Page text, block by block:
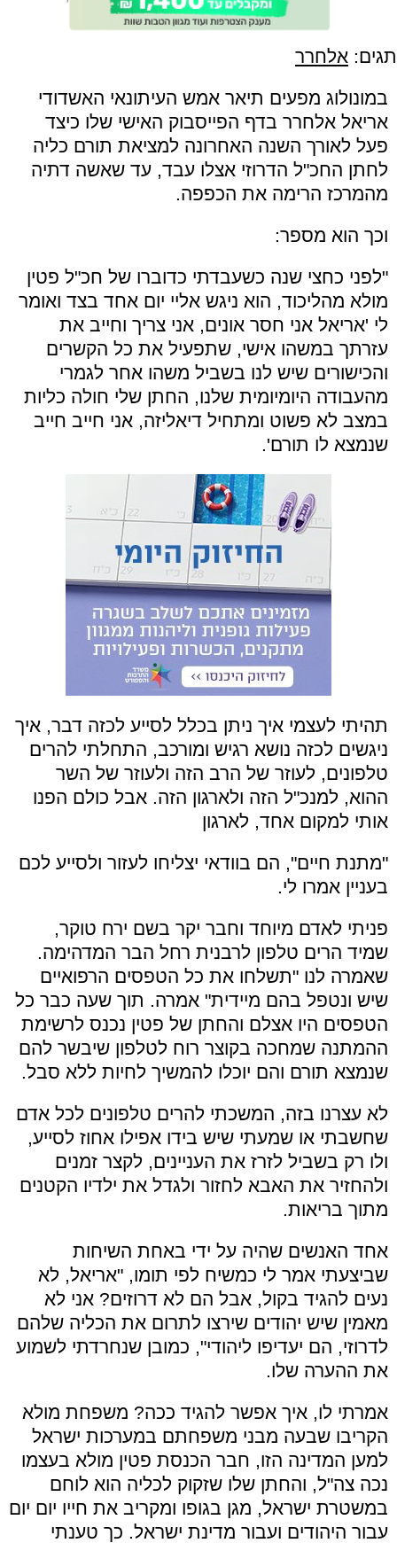
תגים: אלחרר
במונולוג מפעים תיאר אמש העיתונאי האשדודי
אריאל אלחרר בדף הפייסבוק האישי שלו כיצד
פעל לאורך השנה האחרונה למציאת תורם כליה
לחתן החכ"ל הדרוזי אצלו עבד, עד שאשה דתיה
מהמרכז הרימה את הכפפה.
וכך הוא מספר:
"לפני כחצי שנה כשעבדתי כדוברו של חכ"ל פטין
מולא מהליכוד, הוא ניגש אליי יום אחד בצד ואומר
לי 'אריאל אני חסר אונים, אני צריך וחייב את
עזרתך במשהו אישי, שתפעיל את כל הקשרים
והכישורים שיש לנו בשביל משהו אחר לגמרי
מהעבודה היומיומית שלנו, החתן שלי חולה כליות
במצב לא פשוט ומתחיל דיאליזה, אני חייב חייב
שנמצא לו תורם'.
תהיתי לעצמי איך ניתן בכלל לסייע לכזה דבר, איך
ניגשים לכזה נושא רגיש ומורכב, התחלתי להרים
טלפונים, לעוזר של הרב הזה ולעוזר של השר
ההוא, למנכ"ל הזה ולארגון הזה. אבל כולם הפנו
אותי למקום אחד, לארגון
"מתנת חיים", הם בוודאי יצליחו לעזור ולסייע לכם
בעניין אמרו לי.
פניתי לאדם מיוחד וחבר יקר בשם ירח טוקר,
שמיד הרים טלפון לרבנית רחל הבר המדהימה.
שאמרה לנו "תשלחו את כל הטפסים הרפואיים
שיש ונטפל בהם מיידית" אמרה. תוך שעה כבר כל
הטפסים היו אצלם והחתן של פטין נכנס לרשימת
ההמתנה שמחכה בקוצר רוח לטלפון שיבשר להם
שנמצא תורם והם יוכלו להמשיך לחיות ללא סבל.
לא עצרנו בזה, המשכתי להרים טלפונים לכל אדם
שחשבתי או שמעתי שיש בידו אפילו אחוז לסייע,
ולו רק בשביל לזרז את העניינים, לקצר זמנים
ולהחזיר את האבא לחזור ולגדל את ילדיו הקטנים
מתוך בריאות.
אחד האנשים שהיה על ידי באחת השיחות
שביצעתי אמר לי כמשיח לפי תומו, "אריאל, לא
נעים להגיד בקול, אבל הם לא דרוזים? אני לא
מאמין שיש יהודים שירצו לתרום את הכליה שלהם
לדרוזי, הם יעדיפו ליהודי", כמובן שנחרדתי לשמוע
את ההערה שלו.
אמרתי לו, איך אפשר להגיד ככה? משפחת מולא
הקריבו שבעה מבני משפחתם במערכות ישראל
למען המדינה הזו, חבר הכנסת פטין מולא בעצמו
נכה צה"ל, והחתן שלו שזקוק לכליה הוא לוחם
במשטרת ישראל, מגן בגופו ומקריב את חייו יום יום
עבור היהודים ועבור מדינת ישראל. כך טענתי